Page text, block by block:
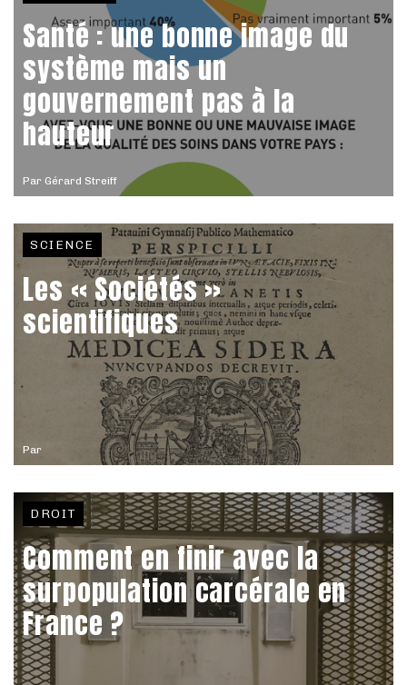
Par Gérard Streiff
Santé : une bonne image du
système mais un
gouvernement pas à la
hauteur
Par
SCIENCE
Les « Sociétés »
scientifiques
DROIT
Comment en finir avec la
surpopulation carcérale en
France ?